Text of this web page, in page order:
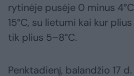
rytinėje pusėje 0 minus
15°C, su lietumi kai kur
tik plius 5–8°C.
Penktadienį, balandžio 17